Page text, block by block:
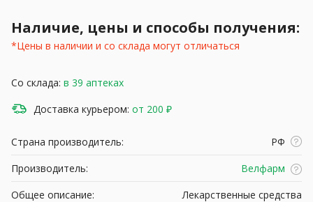
Наличие, цены и способы получения:
*Цены в наличии и со склада могут отличаться
Со склада: в 39 аптеках
Доставка курьером: от 200 ₽
Страна производитель:
РФ
Производитель:
Велфарм
Общее описание:
Лекарственные средства